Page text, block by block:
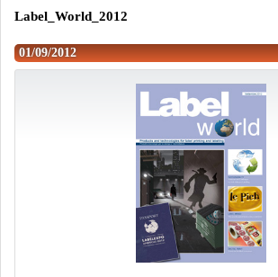
Label_World_2012
01/09/2012